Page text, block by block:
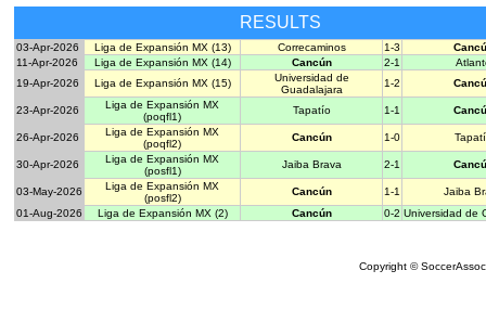
RESULTS
03-Apr-2026 Liga de Expansión MX (13) Correcaminos 1-3
11-Apr-2026
Liga de Expansión MX (14) Cancún 2-1
19-Apr-2026
Liga de Expansión MX (15)
Universidad de
Guadalajara
1-2
23-Apr-2026
Liga de Expansión MX
(poqfl1)
Tapatío 1-1
26-Apr-2026
Liga de Expansión MX
(poqfl2)
Cancún 1-0
30-Apr-2026
Liga de Expansión MX
(posfl1)
Jaiba Brava 2-1
03-May-2026
Liga de Expansión MX
(posfl2)
Cancún 1-1
Jaiba
01-Aug-2026
Liga de Expansión MX (2) Cancún 0-2 Universidad de
Copyright ©